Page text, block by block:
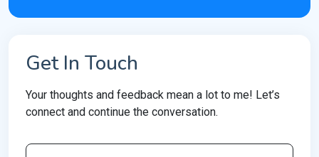
Get In Touch
Your thoughts and feedback mean a lot to me! Let’s
connect and continue the conversation.